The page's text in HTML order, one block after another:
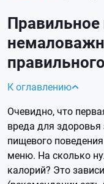
К оглавлению
Очевидно, что
вреда для
пищевого
меню. На сколько
калорий? Это